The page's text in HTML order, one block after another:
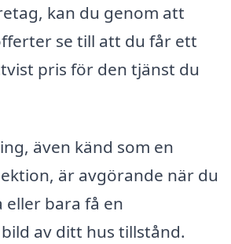
kan du genom att
se till att du får ett
pris för den tjänst du
även känd som en
är avgörande när du
eller bara få en
av ditt hus tillstånd.